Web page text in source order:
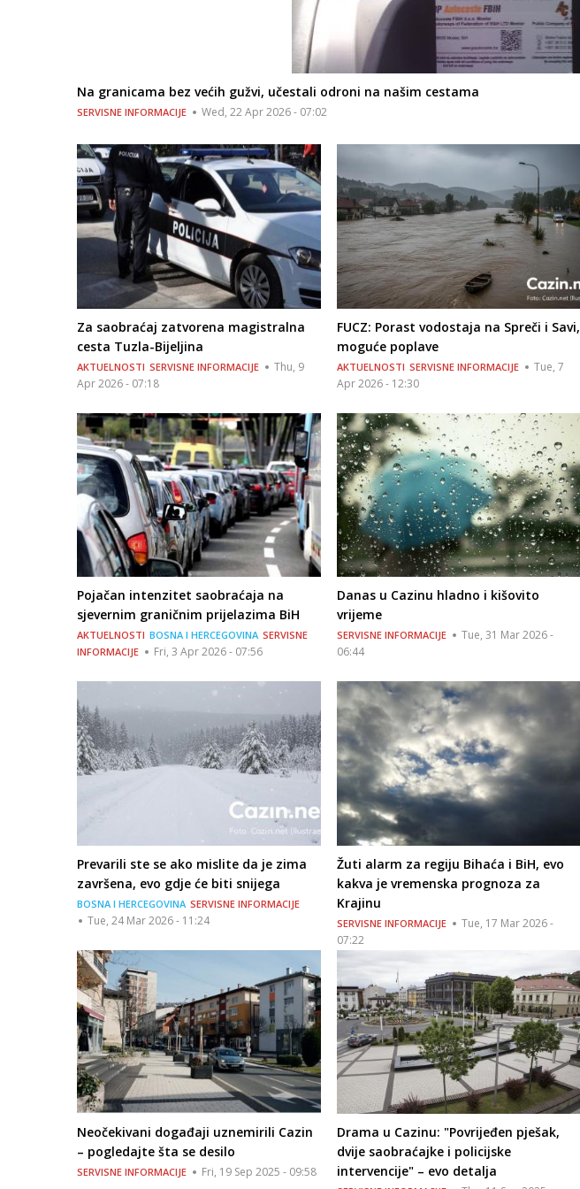
Na granicama bez većih gužvi, učestali odroni na našim cestama
SERVISNE INFORMACIJE Wed, 22 Apr 2026 - 07:02
Za saobraćaj zatvorena magistralna
cesta Tuzla-Bijeljina
AKTUELNOSTI SERVISNE INFORMACIJE
Thu, 9
Apr 2026 - 07:18
FUCZ: Porast vodostaja na Spreči i Savi,
moguće poplave
AKTUELNOSTI SERVISNE INFORMACIJE
Tue, 7
Apr 2026 - 12:30
Pojačan intenzitet saobraćaja na
sjevernim graničnim prijelazima BiH
AKTUELNOSTI BOSNA I HERCEGOVINA SERVISNE
INFORMACIJE
Fri, 3 Apr 2026 - 07:56
Danas u Cazinu hladno i kišovito
vrijeme
SERVISNE INFORMACIJE
Tue, 31 Mar 2026 -
06:44
Prevarili ste se ako mislite da je zima
završena, evo gdje će biti snijega
BOSNA I HERCEGOVINA SERVISNE INFORMACIJE
Tue, 24 Mar 2026 - 11:24
Žuti alarm za regiju Bihaća i BiH, evo
kakva je vremenska prognoza za
Krajinu
SERVISNE INFORMACIJE
Tue, 17 Mar 2026 -
07:22
Neočekivani događaji uznemirili Cazin
– pogledajte šta se desilo
SERVISNE INFORMACIJE Fri, 19 Sep 2025 - 09:58
Drama u Cazinu: "Povrijeđen pješak,
dvije saobraćajke i policijske
intervencije" – evo detalja